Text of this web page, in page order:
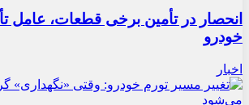
انحصار در تأمین برخی قطعات، عامل
خودرو
اخبار